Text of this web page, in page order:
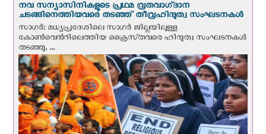
നവ സന്യാസിനികളുടെ പ്രഥമ വ്രതവാഗ്‌ദാന
ചടങ്ങിനെത്തിയവരെ തടഞ്ഞ് തീവ്രഹിന്ദുത്വ സംഘടനകള്‍
സാഗർ: മധ്യപ്രദേശിലെ സാഗർ ജില്ലയിലുള്ള
കോൺവെന്‍റിലെത്തിയ ക്രൈസ്‌തവരെ ഹിന്ദുത്വ സംഘടനകൾ
തടഞ്ഞു. ...